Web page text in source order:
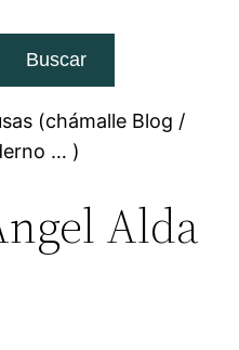
Buscar
(chámalle Blog /
… )
Alda